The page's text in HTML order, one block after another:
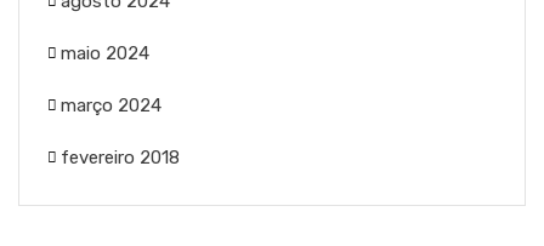
maio 2024
março 2024
fevereiro 2018